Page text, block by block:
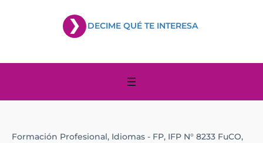
DECIME QUÉ TE INTERESA
Formación Profesional, Idiomas - FP, IFP N° 8233 FuCO,